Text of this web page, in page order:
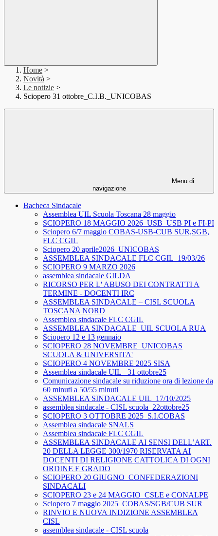
Home >
Novità >
Le notizie >
Sciopero 31 ottobre_C.I.B._UNICOBAS
Menu di
navigazione
Bacheca Sindacale
Assemblea UIL Scuola Toscana 28 maggio
SCIOPERO 18 MAGGIO 2026_USB_USB PI e FI-PI
Sciopero 6/7 maggio COBAS-USB-CUB SUR,SGB,
FLC CGIL
Sciopero 20 aprile2026_UNICOBAS
ASSEMBLEA SINDACALE FLC CGIL_19/03/26
SCIOPERO 9 MARZO 2026
assemblea sindacale GILDA
RICORSO PER L' ABUSO DEI CONTRATTI A
TERMINE - DOCENTI IRC
ASSEMBLEA SINDACALE – CISL SCUOLA
TOSCANA NORD
Assemblea sindacale FLC CGIL
ASSEMBLEA SINDACALE_UIL SCUOLA RUA
Sciopero 12 e 13 gennaio
SCIOPERO 28 NOVEMBRE_UNICOBAS
SCUOLA & UNIVERSITA'
SCIOPERO 4 NOVEMBRE 2025 SISA
Assemblea sindacale UIL_ 31 ottobre25
Comunicazione sindacale su riduzione ora di lezione da
60 minuti a 50/55 minuti
ASSEMBLEA SINDACALE UIL_17/10/2025
assemblea sindacale - CISL scuola_22ottobre25
SCIOPERO 3 OTTOBRE 2025_S.I.COBAS
Assemblea sindacale SNALS
Assemblea sindacale FLC CGIL
ASSEMBLEA SINDACALE AI SENSI DELL’ART.
20 DELLA LEGGE 300/1970 RISERVATA AI
DOCENTI DI RELIGIONE CATTOLICA DI OGNI
ORDINE E GRADO
SCIOPERO 20 GIUGNO_CONFEDERAZIONI
SINDACALI
SCIOPERO 23 e 24 MAGGIO_CSLE e CONALPE
Sciopero 7 maggio 2025_COBAS/SGB/CUB SUR
RINVIO E NUOVA INDIZIONE ASSEMBLEA
CISL
assemblea sindacale - CISL scuola